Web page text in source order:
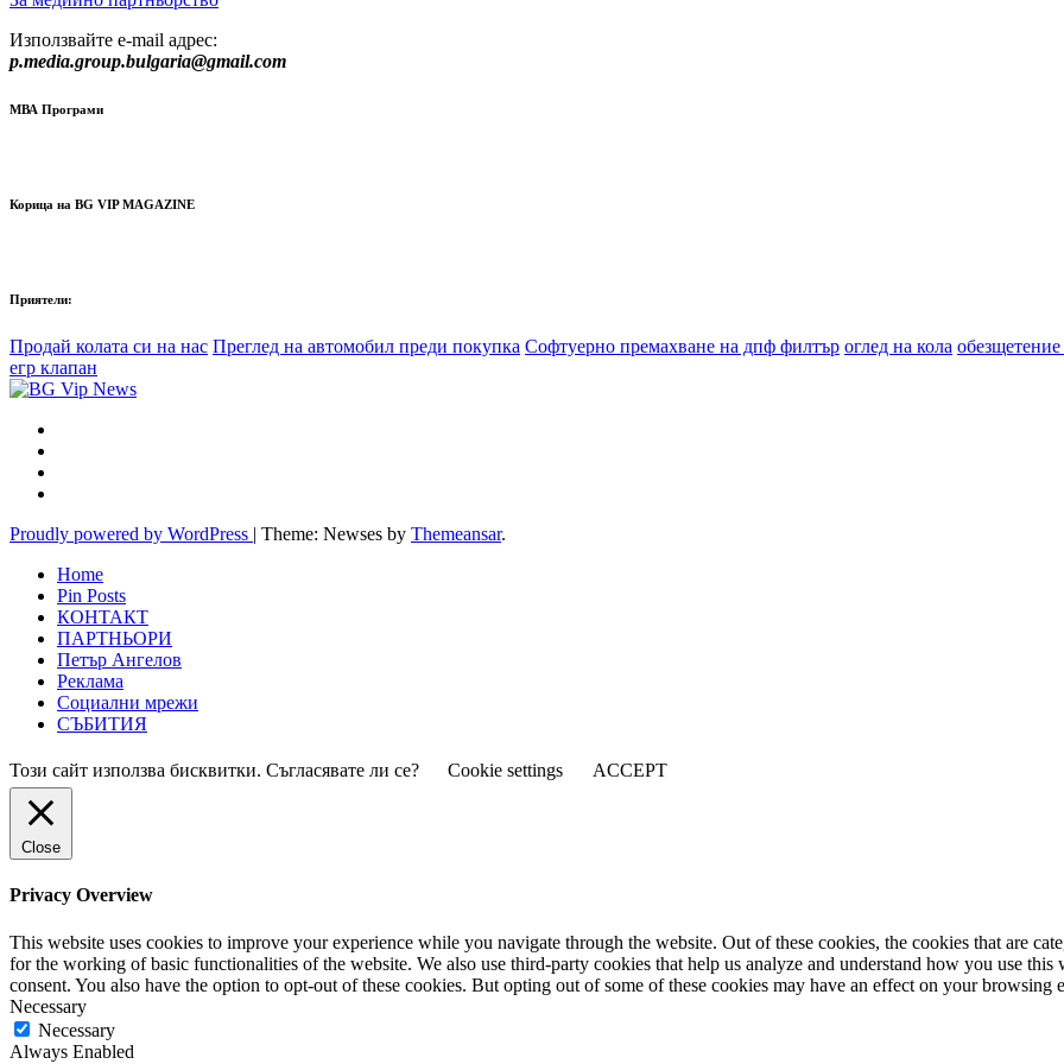
Използвайте e-mail адрес:
p.media.group.bulgaria@gmail.com
МВА Програми
Корица на BG VIP MAGAZINE
Приятели:
Продай колата си на нас Преглед на автомобил преди покупка Софтуерно премахване на дпф филтър оглед на кола
егр клапан
Proudly powered by WordPress | Theme: Newses by Themeansar.
Home
Pin Posts
КОНТАКТ
ПАРТНЬОРИ
Петър Ангелов
Реклама
Социални мрежи
СЪБИТИЯ
Този сайт използва бисквитки. Съгласявате ли се? Cookie settings ACCEPT
Close
Privacy Overview
This website uses cookies to improve your experience while you navigate through the website. Out of these cookies, the cookies that are
for the working of basic functionalities of the website. We also use third-party cookies that help us analyze and understand how you use
consent. You also have the option to opt-out of these cookies. But opting out of some of these cookies may have an effect on your browsing
Necessary
Necessary
Always Enabled